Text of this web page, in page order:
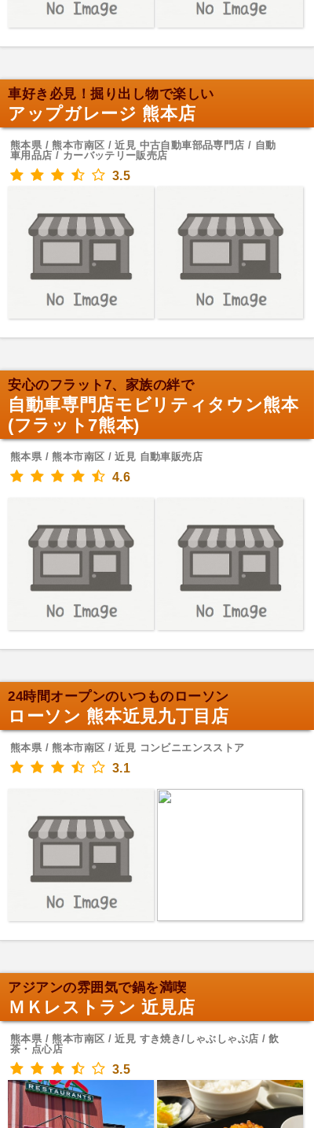
車好き必見！掘り出し物で楽しい
アップガレージ 熊本店
熊本県 / 熊本市南区 / 近見 中古自動車部品専門店 / 自動
車用品店 / カーバッテリー販売店
3.5
安心のフラット7、家族の絆で
自動車専門店モビリティタウン熊本
(フラット7熊本)
熊本県 / 熊本市南区 / 近見 自動車販売店
4.6
24時間オープンのいつものローソン
ローソン 熊本近見九丁目店
熊本県 / 熊本市南区 / 近見 コンビニエンスストア
3.1
アジアンの雰囲気で鍋を満喫
ＭＫレストラン 近見店
熊本県 / 熊本市南区 / 近見 すき焼き/しゃぶしゃぶ店 / 飲
茶・点心店
3.5